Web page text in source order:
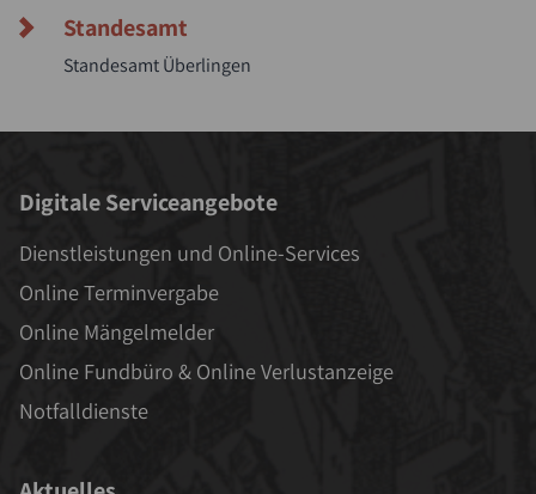
Standesamt
Standesamt Überlingen
Digitale Serviceangebote
Dienstleistungen und Online-Services
Online Terminvergabe
Online Mängelmelder
Online Fundbüro & Online Verlustanzeige
Notfalldienste